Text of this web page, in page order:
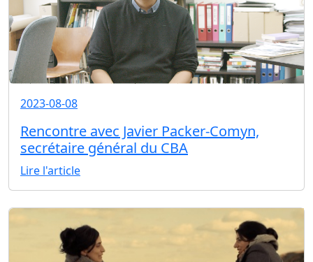
2023-08-08
Rencontre avec Javier Packer-Comyn,
secrétaire général du CBA
Lire l'article